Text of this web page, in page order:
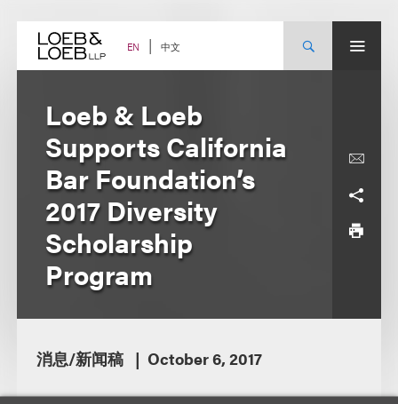
content EN 中文
Loeb & Loeb
Supports California
Bar Foundation’s
2017 Diversity
Scholarship
Program
消息/新闻稿 October 6, 2017